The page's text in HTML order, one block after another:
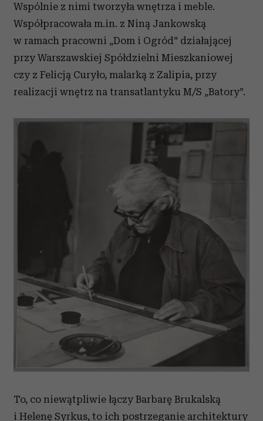
Wspólnie z nimi tworzyła wnętrza i meble.
Współpracowała m.in. z Niną Jankowską
w ramach pracowni „Dom i Ogród” działającej
przy Warszawskiej Spółdzielni Mieszkaniowej
czy z Felicją Curyło, malarką z Zalipia, przy
realizacji wnętrz na transatlantyku M/S „Batory”.
To, co niewątpliwie łączy Barbarę Brukalską
i Helenę Syrkus, to ich postrzeganie architektury